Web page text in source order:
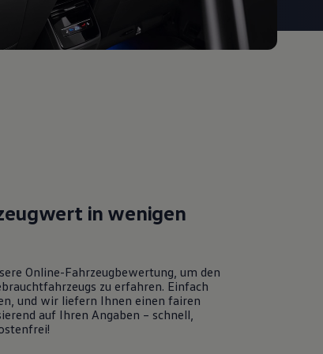
in wenigen
Online-Fahrzeugbewertung, um den
zu erfahren. Einfach
und wir liefern Ihnen einen fairen
auf Ihren Angaben – schnell,